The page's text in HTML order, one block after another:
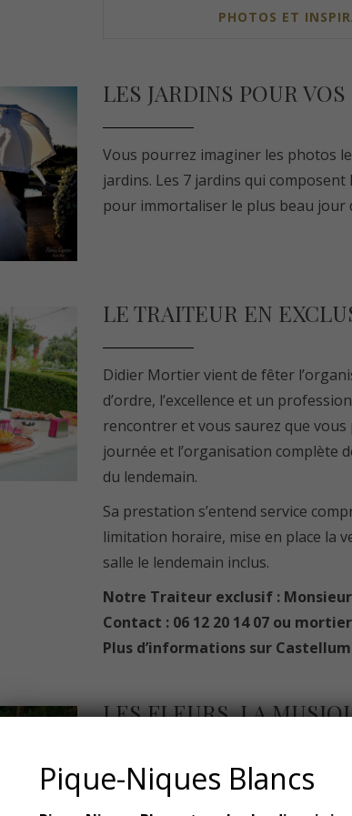
PHOTOS ET
LES JARDINS POUR
Vous pourrez imaginer les photos
jardins. Les 7 jardins qui
pour immortaliser le plus beau jour
LE TRAITEUR EN
Didier Mortier vient de fêter
d’ordre, l’excellence et un
rencontrer et vous saurez que
journée et l’organisation complète
du lendemain.
Sa prestation s’entend service
limitation horaire, mise en place la
salle le lendemain inclus.
Notre Traiteur exclusif :
Contact : 06 12 20 14 07 ou
Plus d’informations sur
LES FLEURS, LA
Nous travaillons avec des
même qualité et de sublimer ce
Pique-Niques Blancs